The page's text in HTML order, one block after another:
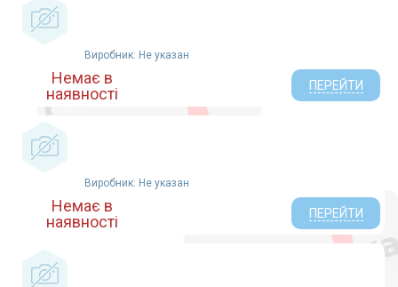
Виробник: Не указан
Немає в
наявності
ПЕРЕЙТИ
Виробник: Не указан
Немає в
наявності
ПЕРЕЙТИ